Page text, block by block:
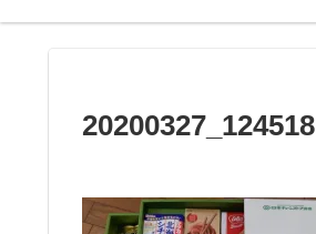
20200327_124518